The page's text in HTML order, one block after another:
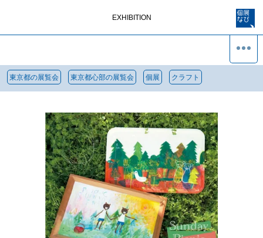
EXHIBITION
東京都の展覧会 東京都心部の展覧会 個展 クラフト